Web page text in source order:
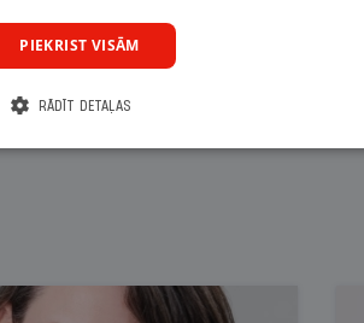
PIEKRIST VISĀM
RĀDĪT DETAĻAS